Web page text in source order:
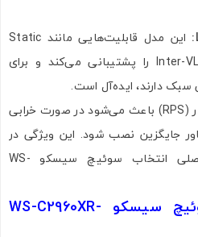
این مدل قابلیت‌هایی مانند Static
Routing، RIP و Inter-VLAN Routing را پشتیبانی می‌کند و برای
دارند، ایده‌آل است.
وجود پاور ماژولار (RPS) باعث می‌شود در صورت خرابی
جایگزین نصب شود. این ویژگی در
بسیاری از سازمان‌ها دلیل اصلی انتخاب سوئیچ سیسکو WS-
مزایا و نقاط قوت سوئیچ سیسکو WS-C2960XR-